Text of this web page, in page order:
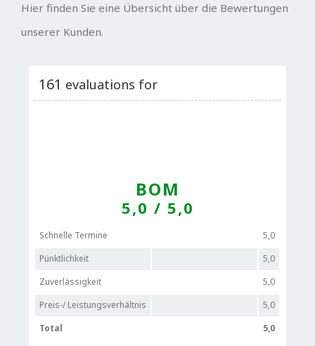
Hier finden Sie eine Übersicht über die Bewertungen
unserer Kunden.
161 evaluations for
BOM
5,0 / 5,0
Schnelle Termine
5,0
Pünktlichkeit
5,0
Zuverlässigkeit
5,0
Preis-/ Leistungsverhältnis
5,0
Total
5,0